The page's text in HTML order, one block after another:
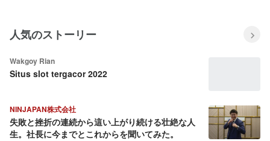
人気のストーリー
Wakgoy Rian
Situs slot tergacor 2022
NINJAPAN株式会社
失敗と挫折の連続から這い上がり続ける壮絶な人
生。社長に今までとこれからを聞いてみた。